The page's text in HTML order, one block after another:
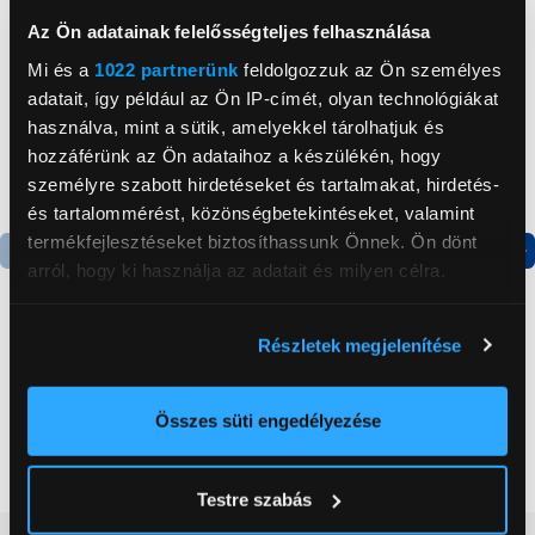
Az Ön adatainak felelősségteljes felhasználása
Mi és a 1022 partnerünk feldolgozzuk az Ön személyes
adatait, így például az Ön IP-címét, olyan technológiákat
használva, mint a sütik, amelyekkel tárolhatjuk és
hozzáférünk az Ön adataihoz a készülékén, hogy
személyre szabott hirdetéseket és tartalmakat, hirdetés-
és tartalommérést, közönségbetekintéseket, valamint
termékfejlesztéseket biztosíthassunk Önnek. Ön dönt
arról, hogy ki használja az adatait és milyen célra.
elhelyezkedéséről pár méteres pontossággal
Az Ön készülékén beazonosítása annak konkrét
módjairól és adja meg preferenciáit aRészletek
Részletek megjelenítése
Összes süti engedélyezése
Testre szabás
Termék adatlap
by side hűtőszekrény
Termék adatlap
Alulfagyasztós
kombinált hűtőszekrény